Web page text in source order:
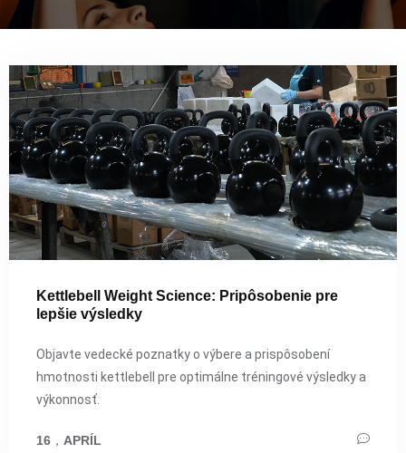
Kettlebell Weight Science: Pripôsobenie pre
lepšie výsledky
Objavte vedecké poznatky o výbere a prispôsobení
hmotnosti kettlebell pre optimálne tréningové výsledky a
výkonnosť.
16 ， APRÍL